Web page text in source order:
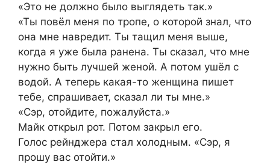
«Это не должно было выглядеть так.»
«Ты повёл меня по тропе, о которой знал, что
она мне навредит. Ты тащил меня выше,
когда я уже была ранена. Ты сказал, что мне
нужно быть лучшей женой. А потом ушёл с
водой. А теперь какая-то женщина пишет
тебе, спрашивает, сказал ли ты мне.»
«Сэр, отойдите, пожалуйста.»
Майк открыл рот. Потом закрыл его.
Голос рейнджера стал холодным. «Сэр, я
прошу вас отойти.»